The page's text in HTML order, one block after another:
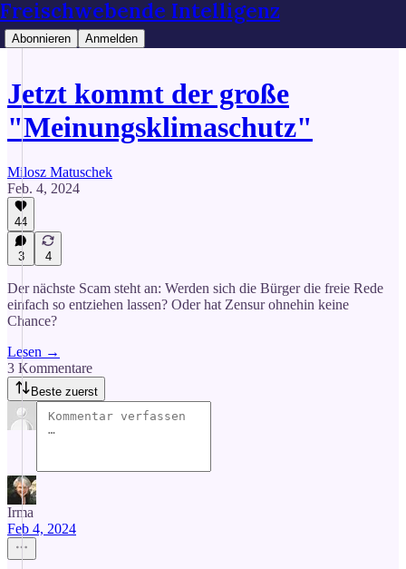
Freischwebende Intelligenz
Abonnieren Anmelden
Jetzt kommt der große
"Meinungsklimaschutz"
Milosz Matuschek
Feb. 4, 2024
44
3 4
Der nächste Scam steht an: Werden sich die Bürger die freie Rede
einfach so entziehen lassen? Oder hat Zensur ohnehin keine
Chance?
Lesen →
3 Kommentare
Beste zuerst
Irma
Feb 4, 2024